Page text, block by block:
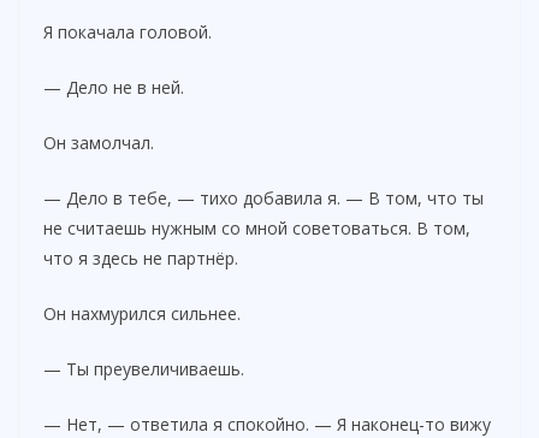
Я покачала головой.
— Дело не в ней.
Он замолчал.
— Дело в тебе, — тихо добавила я. — В том, что ты
не считаешь нужным со мной советоваться. В том,
что я здесь не партнёр.
Он нахмурился сильнее.
— Ты преувеличиваешь.
— Нет, — ответила я спокойно. — Я наконец-то вижу